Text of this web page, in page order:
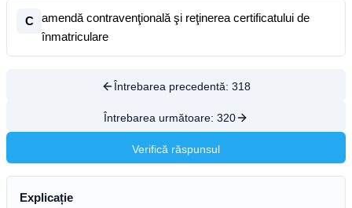
C
amendă contravenţională şi reţinerea certificatului de
înmatriculare
Întrebarea precedentă: 318
Întrebarea următoare: 320
Verifică răspunsul
Explicație